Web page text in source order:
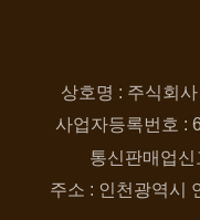
상호명 : 주식회사
사업자등록번호 :
통신판매업
주소 : 인천광역시